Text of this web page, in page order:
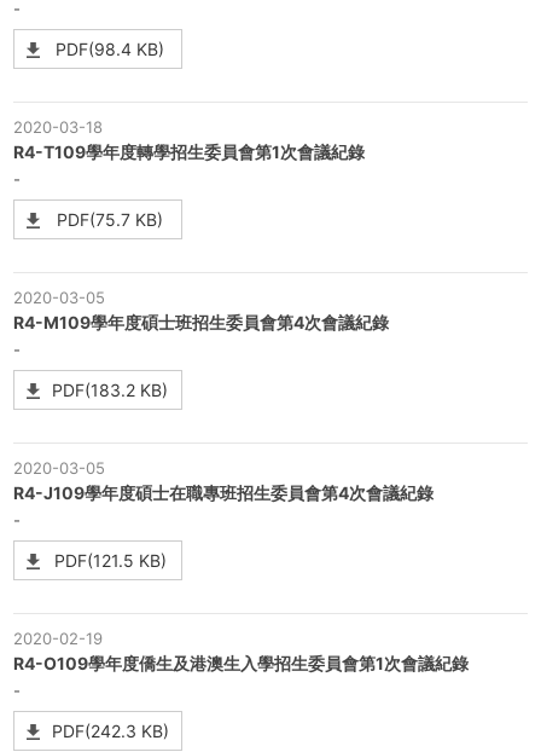
-
PDF(98.4 KB)
2020-03-18
R4-T109學年度轉學招生委員會第1次會議紀錄
-
PDF(75.7 KB)
2020-03-05
R4-M109學年度碩士班招生委員會第4次會議紀錄
-
PDF(183.2 KB)
2020-03-05
R4-J109學年度碩士在職專班招生委員會第4次會議紀錄
-
PDF(121.5 KB)
2020-02-19
R4-O109學年度僑生及港澳生入學招生委員會第1次會議紀錄
-
PDF(242.3 KB)